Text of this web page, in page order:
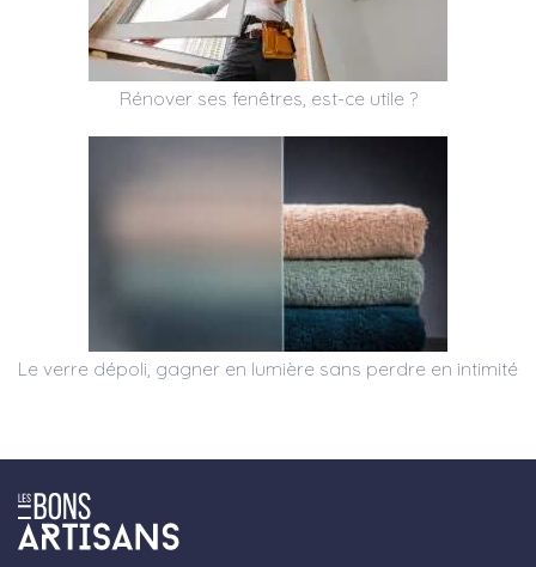
Rénover ses fenêtres, est-ce utile ?
Le verre dépoli, gagner en lumière sans perdre en intimité